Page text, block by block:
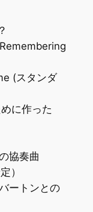
(スタンダ
に作った
協奏曲
）
ートンとの